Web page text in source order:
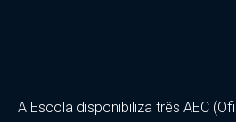
A Escola disponibiliza três AEC